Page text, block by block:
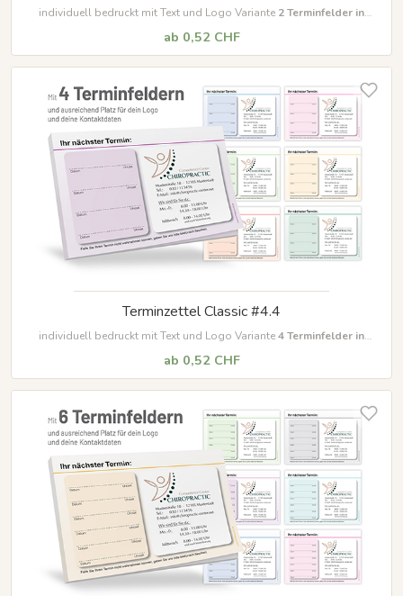
individuell bedruckt mit Text und Logo Variante 2Terminfelder in
ab 0,52 CHF
Terminzettel Classic #4.4
individuell bedruckt mit Text und Logo Variante4Terminfelder in
ab 0,52 CHF